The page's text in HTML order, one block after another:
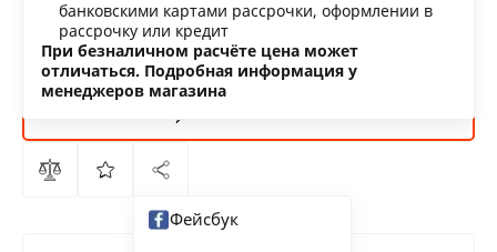
банковскими картами рассрочки, оформлении в
рассрочку или кредит
При безналичном расчёте цена может
отличаться. Подробная информация у
менеджеров магазина
Фейсбук